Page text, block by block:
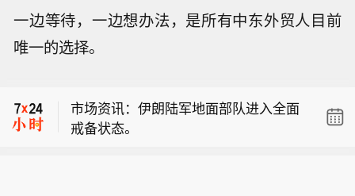
一边等待，一边想办法，是所有中东外贸人目前
唯一的选择。
OpenAI首席执行官奥特曼：我最为欣赏
OpenAI团队的一点，便是他们一心助力
而不是仅仅形式上的拆除。
市场资讯：伊朗陆军地面部队进入全面
戒备状态。